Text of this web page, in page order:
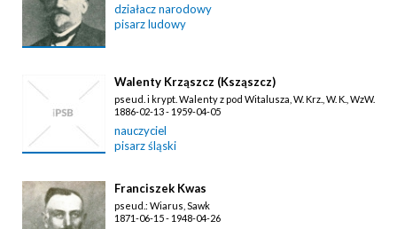
działacz narodowy
pisarz ludowy
Walenty Krząszcz (Ksząszcz)
pseud. i krypt. Walenty z pod Witalusza, W. Krz., W. K., WzW.
1886-02-13 - 1959-04-05
nauczyciel
pisarz śląski
Franciszek Kwas
pseud.: Wiarus, Sawk
1871-06-15 - 1948-04-26